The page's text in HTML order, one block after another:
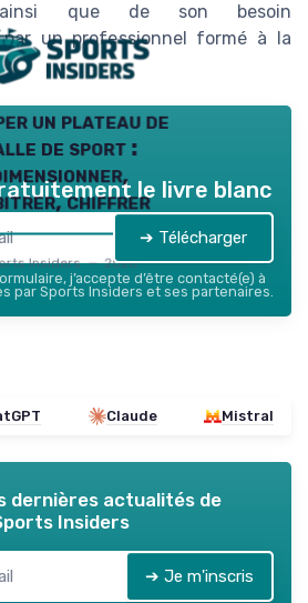
que de son besoin
par un professionnel formé à la
un plateau de
de sport :
chiffrer
Insiders — 2026
le livre blanc
➔ Télécharger
j’accepte d’être contacté(e) à
par Sports Insiders et ses partenaires.
Claude Mistral
dernières actualités de
Insiders
➔ Je m'inscris